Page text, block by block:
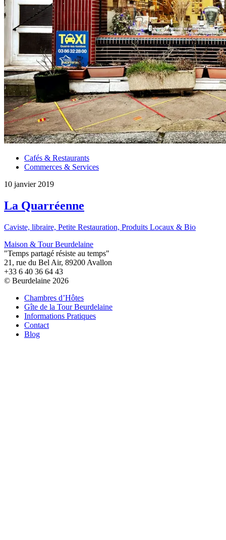
Cafés & Restaurants
Commerces & Services
10 janvier 2019
La Quarréenne
Caviste, libraire, Petite Restauration, Produits Locaux & Bio
Maison & Tour Beurdelaine
"Temps partagé résiste au temps"
21, rue du Bel Air, 89200 Avallon
+33 6 40 36 64 43
© Beurdelaine 2026
Chambres d’Hôtes
Gîte de la Tour Beurdelaine
Informations Pratiques
Contact
Blog